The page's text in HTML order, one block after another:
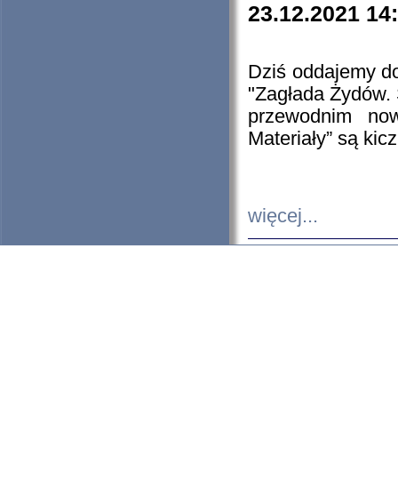
23.12.2021
Dziś oddajemy
"Zagłada
przewodnim
Materiały” są
więcej...